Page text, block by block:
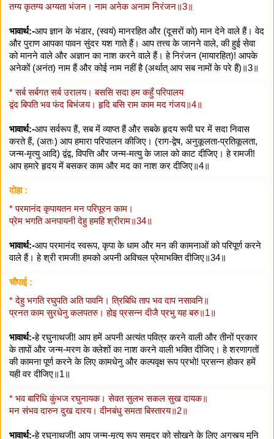
तग्य कृतग्य अग्यता भंजन। नाम अनेक अनाम निरंजन॥3॥
भावार्थ:-आप ज्ञान के भंडार, (स्वयं) मानरहित और (दूसरों को) मान देने वाले हैं। वेद
और पुराण आपका पावन सुंदर यश गाते हैं। आप तत्त्व के जानने वाले, की हुई सेवा
को मानने वाले और अज्ञान का नाश करने वाले हैं। हे निरंजन (मायारहित)! आपके
अनेकों (अनंत) नाम हैं और कोई नाम नहीं है (अर्थात्‌ आप सब नामों के परे हैं)॥3॥
* सर्ब सर्बगत सर्ब उरालय। बससि सदा हम कहुँ परिपालय
द्वंद बिपति भव फंद बिभंजय। हृदि बसि राम काम मद गंजय॥4॥
भावार्थ:-आप सर्वरूप हैं, सब में व्याप्त हैं और सबके हृदय रूपी घर में सदा निवास
करते हैं, (अतः) आप हमारा परिपालन कीजिए। (राग-द्वेष, अनुकूलता-प्रतिकूलता,
जन्म-मृत्यु आदि) द्वंद्व, विपत्ति और जन्म-मत्यु के जाल को काट दीजिए। हे रामजी!
आप हमारे हृदय में बसकर काम और मद का नाश कर दीजिए॥4॥
दोहा :
* परमानंद कृपायतन मन परिपूरन काम।
प्रेम भगति अनपायनी देहु हमहि श्रीराम॥34॥
भावार्थ:-आप परमानंद स्वरूप, कृपा के धाम और मन की कामनाओं को परिपूर्ण करने
वाले हैं। हे श्री रामजी! हमको अपनी अविचल प्रेमाभक्ति दीजिए॥34॥
चौपाई :
* देहु भगति रघुपति अति पावनि। त्रिबिधि ताप भव दाप नसावनि॥
प्रनत काम सुरधेनु कलपतरु। होइ प्रसन्न दीजै प्रभु यह बरु॥1॥
भावार्थ:-हे रघुनाथजी! आप हमें अपनी अत्यंत पवित्र करने वाली और तीनों प्रकार
के तापों और जन्म-मरण के क्लेशों का नाश करने वाली भक्ति दीजिए। हे शरणागतों
की कामना पूर्ण करने के लिए कामधेनु और कल्पवृक्ष रूप प्रभो! प्रसन्न होकर हमें
यही वर दीजिए॥1॥
* भव बारिधि कुंभज रघुनायक। सेवत सुलभ सकल सुख दायक॥
मन संभव दारुन दुख दारय। दीनबंधु समता बिस्तारय॥2॥
भावार्थ:-हे रघुनाथजी! आप जन्म-मृत्यु रूप समुद्र को सोखने के लिए अगस्त्य मुनि